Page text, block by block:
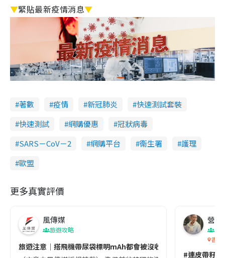
▼緊貼最新疫情消息▼
著數 疫情 新冠肺炎
快速測試套裝
快速測試
網購優惠
冠狀病毒
SARS－CoV－2
網購平台 衞生署
護理
歐盟
更多真實評價
風傳媒
旅遊攻略
旅遊注意｜搭飛機帶尿袋標明mAh都會被沒收😱出發前切記檢查
營養
香港
#連皮帶籽